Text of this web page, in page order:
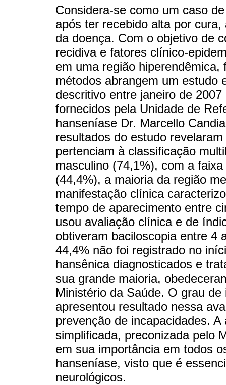
Considera-se como um caso
após ter recebido alta por
da doença. Com o objetivo de
recidiva e fatores clínico-
em uma região
métodos abrangem um estudo
descritivo entre janeiro de
fornecidos pela Unidade de
hanseníase Dr. Marcello
resultados do estudo
pertenciam à classificação
masculino (74,1%), com a
(44,4%), a maioria da região
manifestação clínica
tempo de aparecimento entre
usou avaliação clínica e de
obtiveram baciloscopia entre 4
44,4% não foi registrado no
hansênica diagnosticados e
sua grande maioria,
Ministério da Saúde. O grau
apresentou resultado nessa
prevenção de incapacidades.
simplificada, preconizada pelo
em sua importância em todos
hanseníase, visto que é
neurológicos.